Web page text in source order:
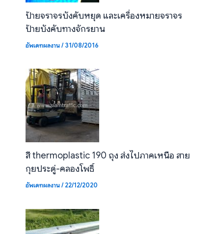
ป้ายจราจรบังคับหยุด และเครื่องหมายจราจร
ป้ายบังคับทางจักรยาน
อัพเดทผลงาน/31/08/2016
สี thermoplastic 190 ถุง ส่งไปภาคเหนือ สาย
กุยประดู่-คลองโพธิ์
อัพเดทผลงาน/22/12/2020